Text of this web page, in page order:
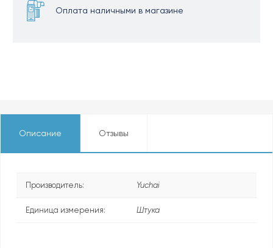
Оплата наличными в магазине
Описание Отзывы
Производитель: Yuchai
Единица измерения: Штука